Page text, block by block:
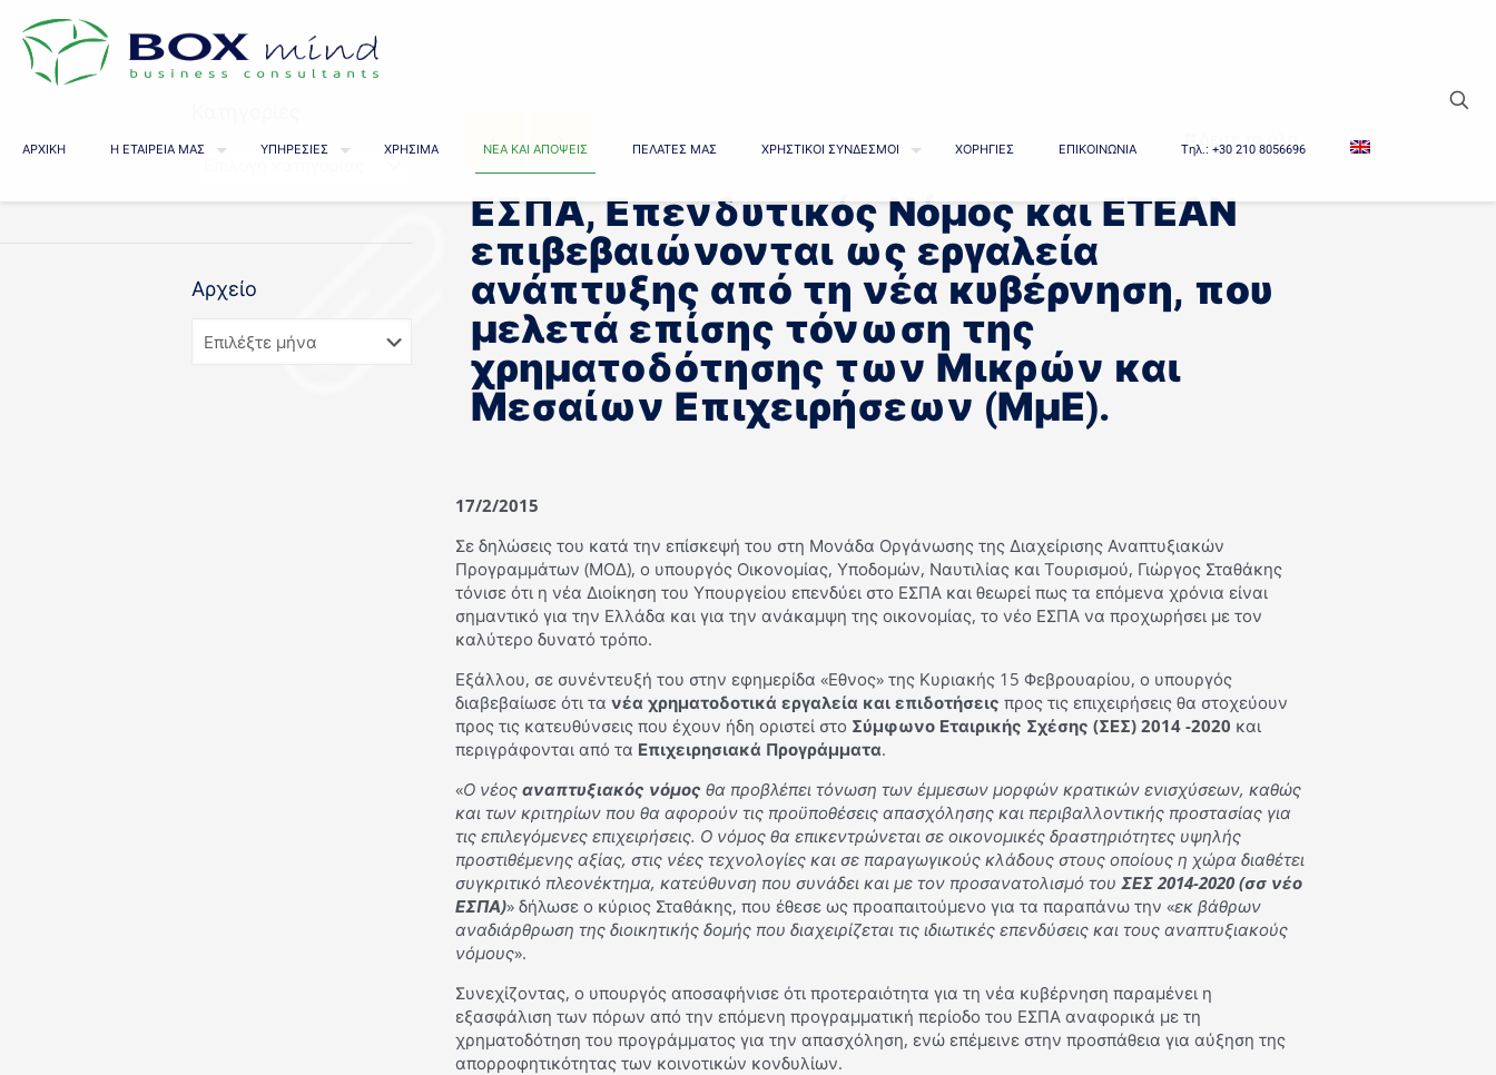
ΑΡΧΙΚΗ Η ΕΤΑΙΡΕΙΑ ΜΑΣ ΥΠΗΡΕΣΙΕΣ ΧΡΗΣΙΜΑ ΝΕΑ ΚΑΙ ΑΠΟΨΕΙΣ ΠΕΛΑΤΕΣ ΜΑΣ ΧΡΗΣΤΙΚΟΙ ΣΥΝΔΕΣΜΟΙ ΧΟΡΗΓΙΕΣ ΕΠΙΚΟΙΝΩΝΙΑ Tηλ.: +30 210 8056696
ΕΣΠΑ, Επενδυτικός Νόμος και ΕΤΕΑΝ
επιβεβαιώνονται ως εργαλεία
ανάπτυξης από τη νέα κυβέρνηση, που
μελετά επίσης τόνωση της
χρηματοδότησης των Μικρών και
Μεσαίων Επιχειρήσεων (ΜμΕ).
17/2/2015
Σε δηλώσεις του κατά την επίσκεψή του στη Μονάδα Οργάνωσης της Διαχείρισης Αναπτυξιακών
Προγραμμάτων (ΜΟΔ), ο υπουργός Οικονομίας, Υποδομών, Ναυτιλίας και Τουρισμού, Γιώργος Σταθάκης
τόνισε ότι η νέα Διοίκηση του Υπουργείου επενδύει στο ΕΣΠΑ και θεωρεί πως τα επόμενα χρόνια είναι
σημαντικό για την Ελλάδα και για την ανάκαμψη της οικονομίας, το νέο ΕΣΠΑ να προχωρήσει με τον
καλύτερο δυνατό τρόπο.
Εξάλλου, σε συνέντευξή του στην εφημερίδα «Εθνος» της Κυριακής 15 Φεβρουαρίου, ο υπουργός
διαβεβαίωσε ότι τα νέα χρηματοδοτικά εργαλεία και επιδοτήσεις προς τις επιχειρήσεις θα στοχεύουν
προς τις κατευθύνσεις που έχουν ήδη οριστεί στο Σύμφωνο Εταιρικής Σχέσης (ΣΕΣ) 2014 -2020 και
περιγράφονται από τα Επιχειρησιακά Προγράμματα.
«Ο νέος αναπτυξιακός νόμος θα προβλέπει τόνωση των έμμεσων μορφών κρατικών ενισχύσεων, καθώς
και των κριτηρίων που θα αφορούν τις προϋποθέσεις απασχόλησης και περιβαλλοντικής προστασίας για
τις επιλεγόμενες επιχειρήσεις. Ο νόμος θα επικεντρώνεται σε οικονομικές δραστηριότητες υψηλής
προστιθέμενης αξίας, στις νέες τεχνολογίες και σε παραγωγικούς κλάδους στους οποίους η χώρα διαθέτει
συγκριτικό πλεονέκτημα, κατεύθυνση που συνάδει και με τον προσανατολισμό του ΣΕΣ 2014-2020 (σσ νέο
ΕΣΠΑ)» δήλωσε ο κύριος Σταθάκης, που έθεσε ως προαπαιτούμενο για τα παραπάνω την «εκ βάθρων
αναδιάρθρωση της διοικητικής δομής που διαχειρίζεται τις ιδιωτικές επενδύσεις και τους αναπτυξιακούς
νόμους».
Συνεχίζοντας, ο υπουργός αποσαφήνισε ότι προτεραιότητα για τη νέα κυβέρνηση παραμένει η
εξασφάλιση των πόρων από την επόμενη προγραμματική περίοδο του ΕΣΠΑ αναφορικά με τη
χρηματοδότηση του προγράμματος για την απασχόληση, ενώ επέμεινε στην προσπάθεια για αύξηση της
απορροφητικότητας των κοινοτικών κονδυλίων.
Αρχείο